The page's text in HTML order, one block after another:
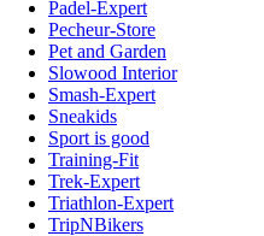
Padel-Expert
Pecheur-Store
Pet and Garden
Slowood Interior
Smash-Expert
Sneakids
Sport is good
Training-Fit
Trek-Expert
Triathlon-Expert
TripNBikers